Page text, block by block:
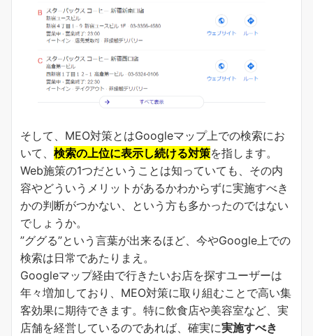
そして、MEO対策とはGoogleマップ上での検索にお
いて、 検索の上位に表示し続ける対策を指します。
Web施策の1つだということは知っていても、その内
容やどういうメリットがあるかわからずに実施すべき
かの判断がつかない、という方も多かったのではない
でしょうか。
”ググる”という言葉が出来るほど、今やGoogle上での
検索は日常であたりまえ。
Googleマップ経由で行きたいお店を探すユーザーは
年々増加しており、MEO対策に取り組むことで高い集
客効果に期待できます。特に飲食店や美容室など、実
店舗を経営しているのであれば、確実に実施すべき